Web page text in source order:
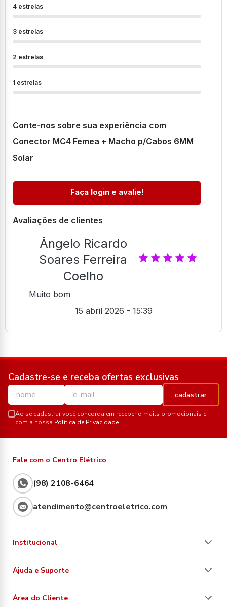
4 estrelas
3 estrelas
2 estrelas
1 estrelas
Conte-nos sobre sua experiência com
Conector MC4 Femea + Macho p/Cabos 6MM
Solar
Faça login e avalie!
Avaliações de clientes
Ângelo Ricardo
Soares Ferreira
Coelho
Muito bom
15 abril 2026 - 15:39
Cadastre-se e receba ofertas exclusivas
cadastrar
Ao se cadastrar você concorda em receber e-mails promocionais e
com a nossa Política de Privacidade
Fale com o Centro Elétrico
(98) 2108-6464
atendimento@centroeletrico.com
Institucional
Ajuda e Suporte
Área do Cliente